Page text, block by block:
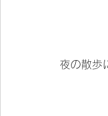
夜の散歩